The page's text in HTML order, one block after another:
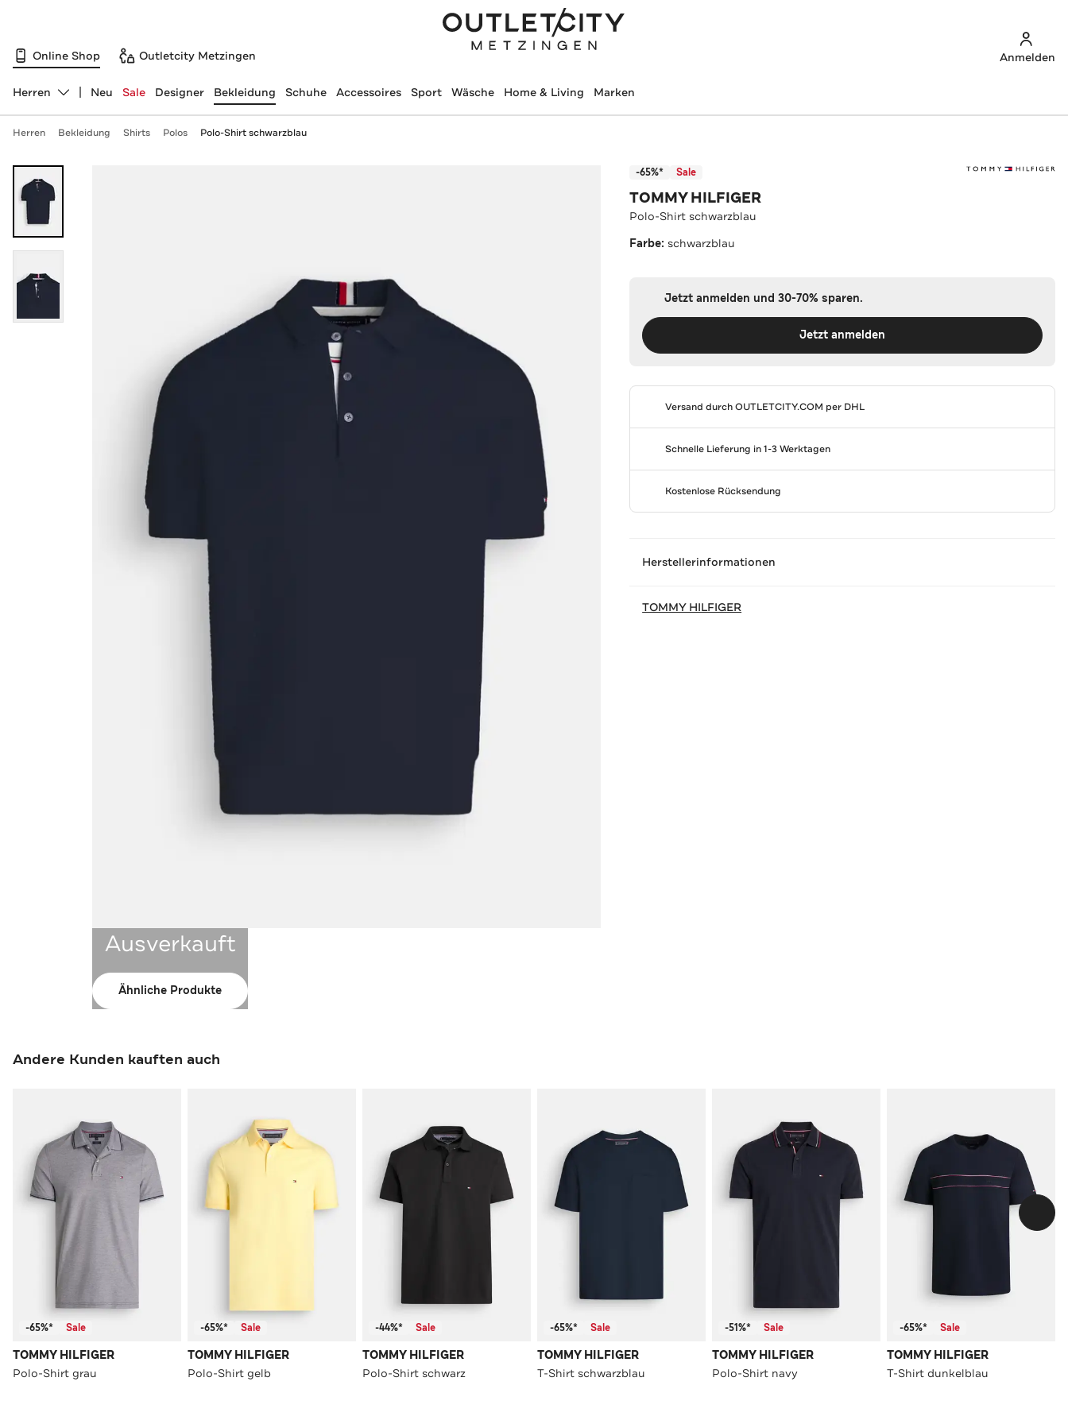
Online Shop Outletcity Metzingen Anmelden
Abteilung ändern, ausgewählt:
Herren Neu Sale Designer Bekleidung Schuhe Accessoires Sport Wäsche Home & Living Marken
Herren Bekleidung Shirts Polos Polo-Shirt schwarzblau
Ausverkauft
Ähnliche Produkte
-65%* Sale
TOMMY HILFIGER
Polo-Shirt schwarzblau
Farbe: schwarzblau
Jetzt anmelden und 30-70% sparen.
Jetzt anmelden
Versand durchOUTLETCITY.COM per DHL
Schnelle Lieferung in 1-3 Werktagen
Kostenlose Rücksendung
Herstellerinformationen
TOMMY HILFIGER
Andere Kunden kauften auch
-65%* Sale
TOMMY HILFIGER
Polo-Shirt grau
-65%* Sale
TOMMY HILFIGER
Polo-Shirt gelb
-44%* Sale
TOMMY HILFIGER
Polo-Shirt schwarz
-65%* Sale
TOMMY HILFIGER
T-Shirt schwarzblau
-51%* Sale
TOMMY HILFIGER
Polo-Shirt navy
-65%* Sale
TOMMY HILFIGER
T-Shirt dunkelblau